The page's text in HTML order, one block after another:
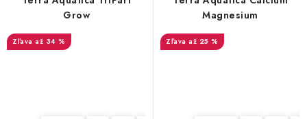
Grow
až 34 %
Magnesium
až 25 %